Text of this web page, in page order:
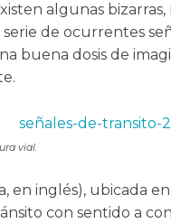
algunas
de ocurrentes
buena dosis de
vial.
en inglés), ubicada
con sentido a